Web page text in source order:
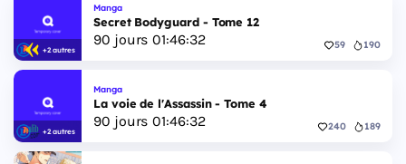
+2 autres
Manga
Secret Bodyguard - Tome 12
90 jours 01:46:31 59 190
+2 autres
Manga
La voie de l'Assassin - Tome 4
90 jours 01:46:31 240 189